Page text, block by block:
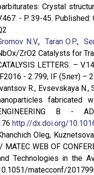
Crystal
- P. 39-45. Published:
N.V., Taran O.P.,
ZrO2 Catalysts for
LETTERS. –
- 2.799; IF (5лет) –
R., Evsevskaya N.,
fabricated
B -
http://dx.doi.org/
Oleg,
MATEC WEB OF
Technologies in the
matecconf/